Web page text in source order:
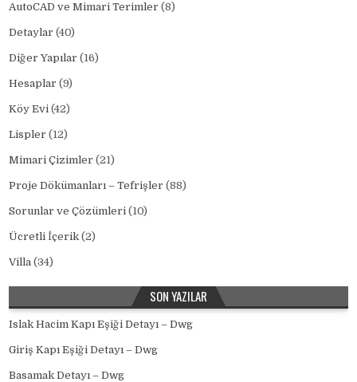
AutoCAD ve Mimari Terimler (8)
Detaylar (40)
Diğer Yapılar (16)
Hesaplar (9)
Köy Evi (42)
Lispler (12)
Mimari Çizimler (21)
Proje Dökümanları – Tefrişler (88)
Sorunlar ve Çözümleri (10)
Ücretli İçerik (2)
Villa (34)
SON YAZILAR
Islak Hacim Kapı Eşiği Detayı – Dwg
Giriş Kapı Eşiği Detayı – Dwg
Basamak Detayı – Dwg